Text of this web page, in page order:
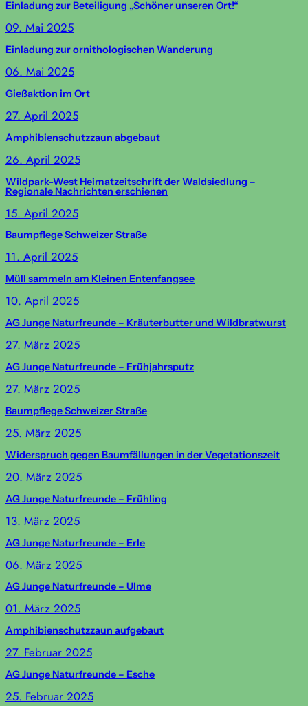
Einladung zur Beteiligung „Schöner unseren Ort!“
09. Mai 2025
Einladung zur ornithologischen Wanderung
06. Mai 2025
Gießaktion im Ort
27. April 2025
Amphibienschutzzaun abgebaut
26. April 2025
Wildpark-West Heimatzeitschrift der Waldsiedlung –
Regionale Nachrichten erschienen
15. April 2025
Baumpflege Schweizer Straße
11. April 2025
Müll sammeln am Kleinen Entenfangsee
10. April 2025
AG Junge Naturfreunde – Kräuterbutter und Wildbratwurst
27. März 2025
AG Junge Naturfreunde – Frühjahrsputz
27. März 2025
Baumpflege Schweizer Straße
25. März 2025
Widerspruch gegen Baumfällungen in der Vegetationszeit
20. März 2025
AG Junge Naturfreunde – Frühling
13. März 2025
AG Junge Naturfreunde – Erle
06. März 2025
AG Junge Naturfreunde – Ulme
01. März 2025
Amphibienschutzzaun aufgebaut
27. Februar 2025
AG Junge Naturfreunde – Esche
25. Februar 2025